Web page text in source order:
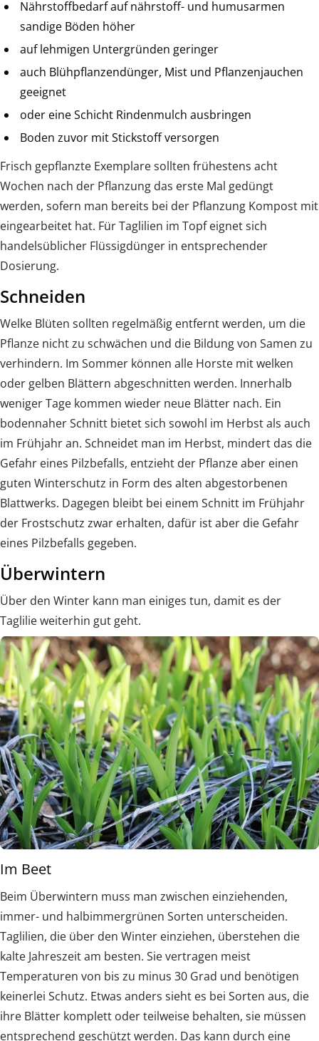
Nährstoffbedarf auf nährstoff- und humusarmen
sandige Böden höher
auf lehmigen Untergründen geringer
auch Blühpflanzendünger, Mist und Pflanzenjauchen
geeignet
oder eine Schicht Rindenmulch ausbringen
Boden zuvor mit Stickstoff versorgen
Frisch gepflanzte Exemplare sollten frühestens acht
Wochen nach der Pflanzung das erste Mal gedüngt
werden, sofern man bereits bei der Pflanzung Kompost mit
eingearbeitet hat. Für Taglilien im Topf eignet sich
handelsüblicher Flüssigdünger in entsprechender
Dosierung.
Schneiden
Welke Blüten sollten regelmäßig entfernt werden, um die
Pflanze nicht zu schwächen und die Bildung von Samen zu
verhindern. Im Sommer können alle Horste mit welken
oder gelben Blättern abgeschnitten werden. Innerhalb
weniger Tage kommen wieder neue Blätter nach. Ein
bodennaher Schnitt bietet sich sowohl im Herbst als auch
im Frühjahr an. Schneidet man im Herbst, mindert das die
Gefahr eines Pilzbefalls, entzieht der Pflanze aber einen
guten Winterschutz in Form des alten abgestorbenen
Blattwerks. Dagegen bleibt bei einem Schnitt im Frühjahr
der Frostschutz zwar erhalten, dafür ist aber die Gefahr
eines Pilzbefalls gegeben.
Überwintern
Über den Winter kann man einiges tun, damit es der
Taglilie weiterhin gut geht.
Im Beet
Beim Überwintern muss man zwischen einziehenden,
immer- und halbimmergrünen Sorten unterscheiden.
Taglilien, die über den Winter einziehen, überstehen die
kalte Jahreszeit am besten. Sie vertragen meist
Temperaturen von bis zu minus 30 Grad und benötigen
keinerlei Schutz. Etwas anders sieht es bei Sorten aus, die
ihre Blätter komplett oder teilweise behalten, sie müssen
entsprechend geschützt werden. Das kann durch eine